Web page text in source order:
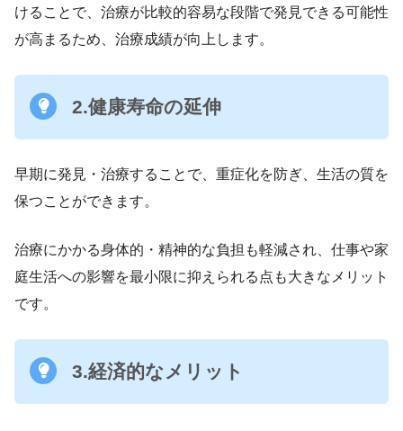
けることで、治療が比較的容易な段階で発見できる可能性
が高まるため、治療成績が向上します。
2.健康寿命の延伸
早期に発見・治療することで、重症化を防ぎ、生活の質を
保つことができます。
治療にかかる身体的・精神的な負担も軽減され、仕事や家
庭生活への影響を最小限に抑えられる点も大きなメリット
です。
3.経済的なメリット